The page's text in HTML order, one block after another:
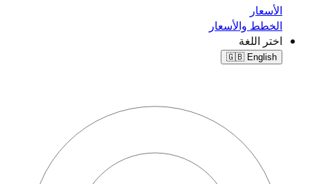
الأسعار
الخطط والأسعار
اختر اللغة
🇬🇧English